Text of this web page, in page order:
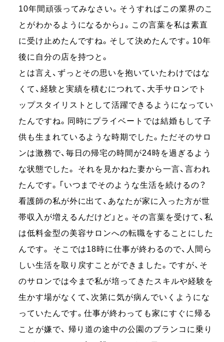
10年間頑張ってみなさい。そうすればこの業界のこ
とがわかるようになるから」。この言葉を私は素直
に受け止めたんですね。そして決めたんです。10年
後に自分の店を持つと。
とは言え、ずっとその思いを抱いていたわけではな
くて、経験と実績を積むにつれて、大手サロンでト
ップスタイリストとして活躍できるようになってい
たんですね。同時にプライベートでは結婚もして子
供も生まれているような時期でした。ただそのサロ
ンは激務で、毎日の帰宅の時間が24時を過ぎるよう
な状態でした。 それを見かねた妻から一言、言われ
たんです。「いつまでそのような生活を続けるの？
看護師の私が外に出て、あなたが家に入った方が世
帯収入が増えるんだけど」と。その言葉を受けて、私
は低料金型の美容サロンへの転職をすることにした
んです。 そこでは18時に仕事が終わるので、人間ら
しい生活を取り戻すことができました。ですが、そ
のサロンでは今まで私が培ってきたスキルや経験を
生かす場がなくて、次第に気が病んでいくようにな
っていたんです。仕事が終わっても家にすぐに帰る
ことが嫌で、 帰り道の途中の公園のブランコに乗り